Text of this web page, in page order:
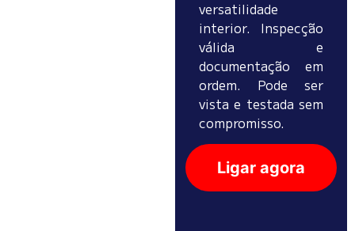
versatilidade
interior. Inspecção
válida e
documentação em
ordem. Pode ser
vista e testada sem
compromisso.
Ligar agora